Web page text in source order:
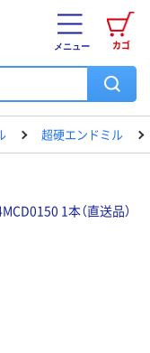
カゴ
メニュー
超硬エンドミル
1本（直送品）